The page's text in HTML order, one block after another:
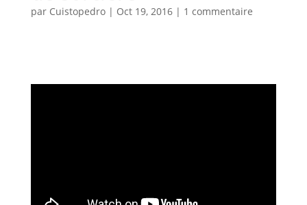
par Cuistopedro| Oct 19, 2016| 1 commentaire